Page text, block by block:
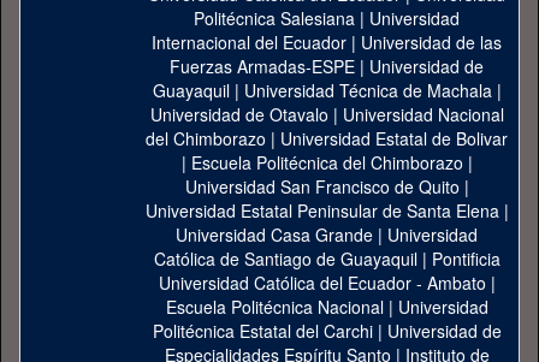
Politécnica Salesiana | Universidad
Internacional del Ecuador | Universidad de las
Fuerzas Armadas-ESPE | Universidad de
Guayaquil| Universidad Técnica de Machala|
Universidad de Otavalo | Universidad Nacional
del Chimborazo | Universidad Estatal de Bolivar
| Escuela Politécnica del Chimborazo |
Universidad San Francisco de Quito |
Universidad Estatal Peninsular de Santa Elena|
Universidad Casa Grande | Universidad
Católica de Santiago de Guayaquil| Pontificia
Universidad Católica del Ecuador - Ambato |
Escuela Politécnica Nacional| Universidad
Politécnica Estatal del Carchi| Universidad de
Especialidades Espíritu Santo | Instituto de